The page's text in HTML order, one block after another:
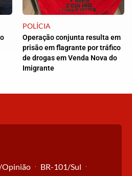
POLÍCIA
Operação conjunta resulta em
prisão em flagrante por tráfico
de drogas em Venda Nova do
Imigrante
BR-101/Sul